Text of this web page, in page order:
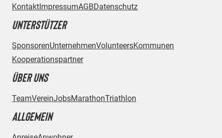
Kontakt ImpressumAGBDatenschutz
UNTERSTÜTZER
SponsorenUnternehmenVolunteersKommunen
Kooperationspartner
ÜBER UNS
TeamVereinJobsMarathonTriathlon
ALLGEMEIN